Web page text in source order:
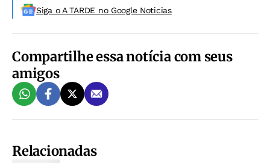
Siga o A TARDE no Google Noticias
Compartilhe essa notícia com seus
amigos
Relacionadas